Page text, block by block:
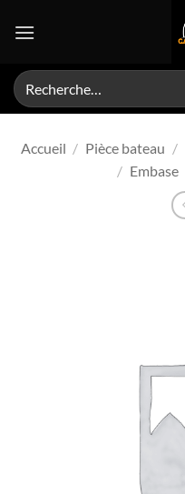
Recherche
pour :
Accueil / Pièce bateau /
/ Embase